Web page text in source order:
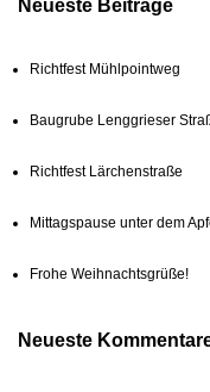
Neueste Beiträge
Richtfest Mühlpointweg
Baugrube Lenggrieser
Richtfest Lärchenstraße
Mittagspause unter dem
Frohe Weihnachtsgrüße!
Neueste